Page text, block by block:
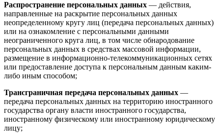
Распространение персональных данных — действия,
направленные на раскрытие персональных данных
неопределенному кругу лиц (передача персональных данных)
или на ознакомление с персональными данными
неограниченного круга лиц, в том числе обнародование
персональных данных в средствах массовой информации,
размещение в информационно-телекоммуникационных сетях
или предоставление доступа к персональным данным каким-
либо иным способом;
Трансграничная передача персональных данных —
передача персональных данных на территорию иностранного
государства органу власти иностранного государства,
иностранному физическому или иностранному юридическому
лицу;